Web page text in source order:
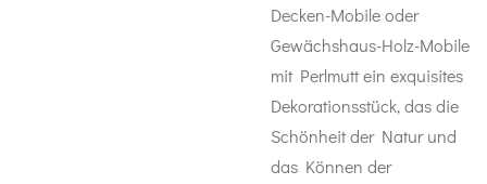
Decken-Mobile oder
Gewächshaus-Holz-Mobile
mit Perlmutt ein exquisites
Dekorationsstück, das die
Schönheit der Natur und
das Können der